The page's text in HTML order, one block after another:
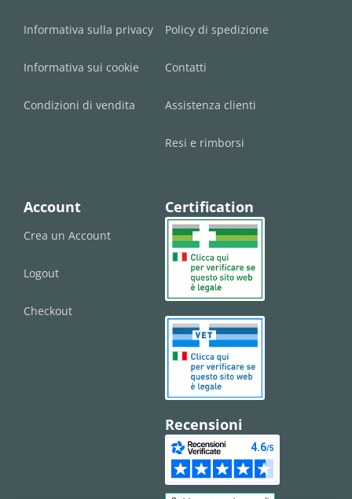
Informativa sulla privacy
Informativa sui cookie
Condizioni di vendita
Policy di spedizione
Contatti
Assistenza clienti
Resi e rimborsi
Account
Crea un Account
Logout
Checkout
Certification
Recensioni